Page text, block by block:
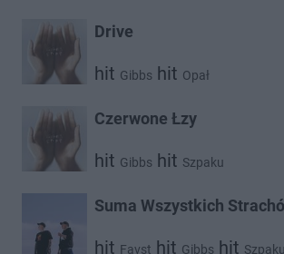
Drive
hit Gibbs hit Opał
Czerwone Łzy
hit Gibbs hit Szpaku
Suma Wszystkich
hit Favst hit Gibbs hit Szpaku